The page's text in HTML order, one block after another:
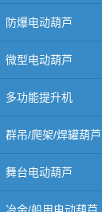
防爆电动葫芦
微型电动葫芦
多功能提升机
群吊/爬架/焊罐葫芦
舞台电动葫芦